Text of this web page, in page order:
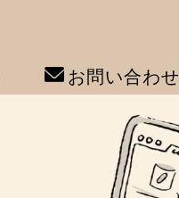
お問い合わせ